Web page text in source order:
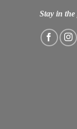
Stay in the